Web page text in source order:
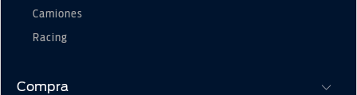
Camiones
Racing
Compra